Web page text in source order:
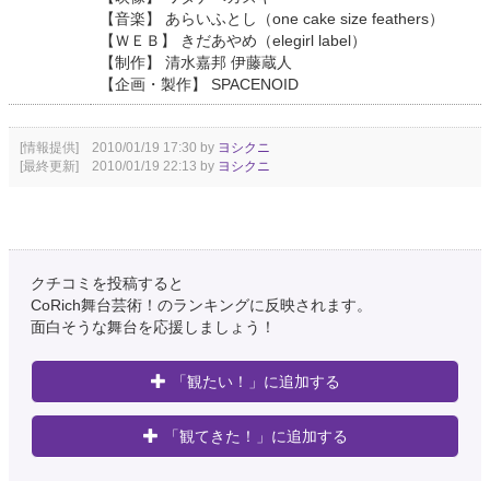
【音楽】 あらいふとし（one cake size feathers）
【ＷＥＢ】 きだあやめ（elegirl label）
【制作】 清水嘉邦 伊藤蔵人
【企画・製作】 SPACENOID
[情報提供] 2010/01/19 17:30 by ヨシクニ
[最終更新] 2010/01/19 22:13 by ヨシクニ
クチコミを投稿すると
CoRich舞台芸術！のランキングに反映されます。
面白そうな舞台を応援しましょう！
「観たい！」に追加する
「観てきた！」に追加する